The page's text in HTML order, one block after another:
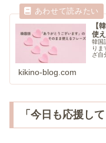
【
使
韓国
りま
ざ自
kikino-blog.com
「今日も応援